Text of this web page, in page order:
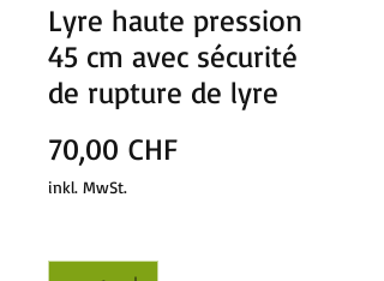
Lyre haute pression
45 cm avec sécurité
de rupture de lyre
70,00 CHFPreis
inkl. MwSt.